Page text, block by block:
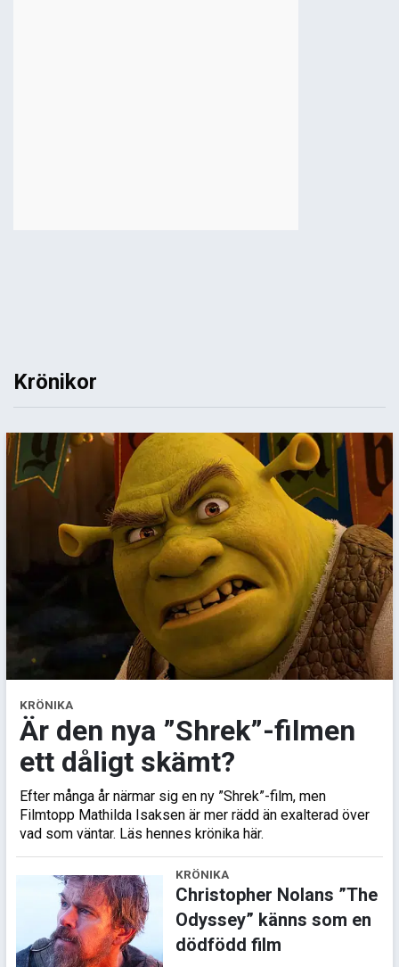
Krönikor
KRÖNIKA
Är den nya ”Shrek”-filmen
ett dåligt skämt?
Efter många år närmar sig en ny ”Shrek”-film, men
Filmtopp Mathilda Isaksen är mer rädd än exalterad över
vad som väntar. Läs hennes krönika här.
KRÖNIKA
Christopher Nolans ”The
Odyssey” känns som en
dödfödd film